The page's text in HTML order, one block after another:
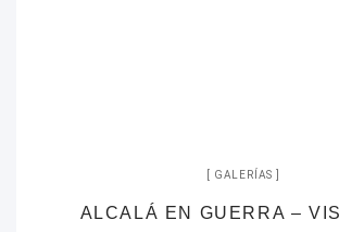
GALERÍAS
ALCALÁ EN GUERRA –